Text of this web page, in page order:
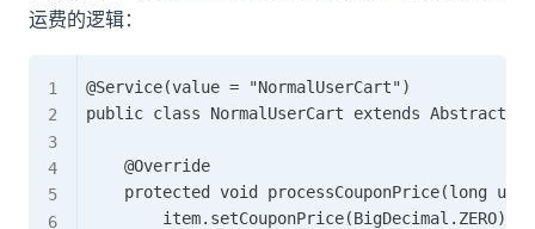
运费的逻辑：
@Service(value = "NormalUserCart")
public class NormalUserCart extends
    @Override
protected void processCouponPrice(long
        item.setCouponPrice(BigDecimal.ZERO);